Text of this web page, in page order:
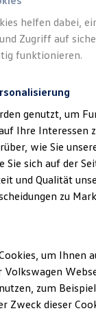
helfen dabei,
Zugriff auf
funktionieren.
genutzt, um
Ihre Interessen
wie Sie
Sie sich auf der
und Qualität
zu
um Ihnen
Volkswagen
zum
Zweck dieser